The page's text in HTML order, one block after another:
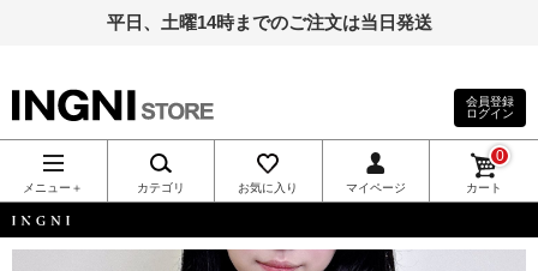
平日、土曜14時までのご注文は当日発送
INGNI（イン
グ）公式通
販｜INGNI
会員登録
ログイン
メニュー＋ カテゴリ お気に入り マイページ カート
0
INGNI